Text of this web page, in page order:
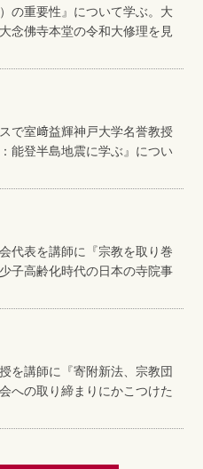
の重要性』について学ぶ。大
念佛寺本堂の令和大修理を見
で室﨑益輝神戸大学名誉教授
能登半島地震に学ぶ』につい
代表を講師に『宗教を取り巻
子高齢化時代の日本の寺院事
を講師に『寄附新法、宗教団
への取り締まりにかこつけた